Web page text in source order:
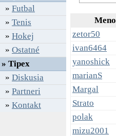
» Futbal
» Tenis
» Hokej
» Ostatné
» Tipex
» Diskusia
» Partneri
» Kontakt
Meno
zetor50
ivan6464
yanoshick
marianS
Margal
Strato
polak
mizu2001